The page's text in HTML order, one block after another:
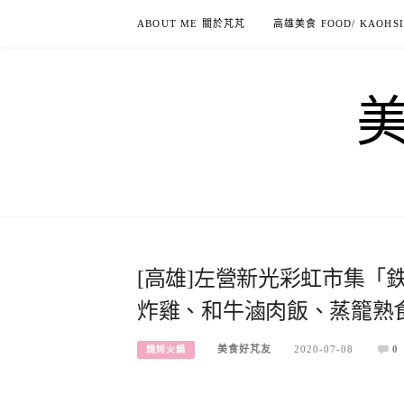
ABOUT ME 關於芃芃 高雄美食 FOOD/
[高雄]左營新光彩虹市集「
炸雞、和牛滷肉飯、蒸籠熟
燒烤火鍋 美食好芃友 2020-07-08 0